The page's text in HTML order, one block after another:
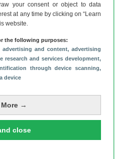
your consent or object to data
at any time by clicking on “Learn
website.
the following purposes:
advertising and content, advertising
research and services development,
through device scanning,
device
More →
close
Android Planet-app
onze nieuwsbrief